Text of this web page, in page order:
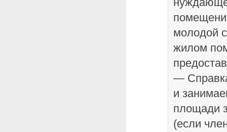
молодой
жилом
—
и
площади
(если